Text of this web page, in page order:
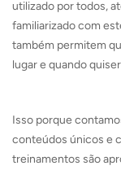
utilizado por todos,
familiarizado com
também permitem
lugar e quando
Isso porque
conteúdos únicos e
treinamentos são